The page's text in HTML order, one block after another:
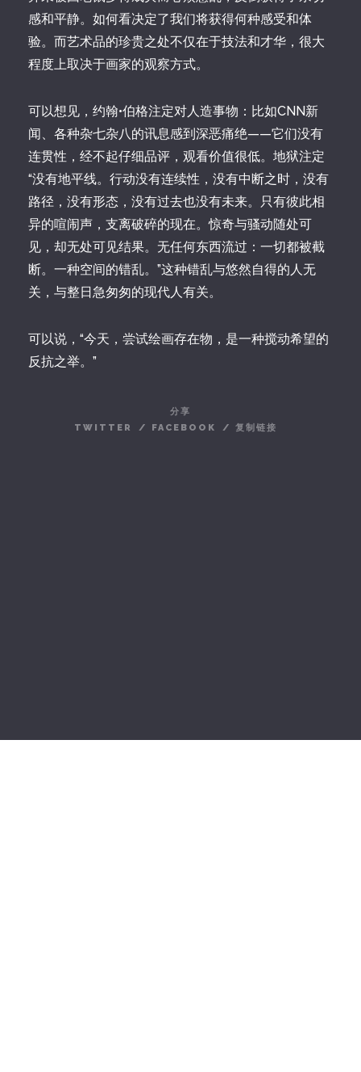
感和平静。如何看决定了我们将获得何种感受和体
验。而艺术品的珍贵之处不仅在于技法和才华，很大
程度上取决于画家的观察方式。
可以想见，约翰•伯格注定对人造事物：比如CNN新
闻、各种杂七杂八的讯息感到深恶痛绝——它们没有
连贯性，经不起仔细品评，观看价值很低。地狱注定
“没有地平线。行动没有连续性，没有中断之时，没有
路径，没有形态，没有过去也没有未来。只有彼此相
异的喧闹声，支离破碎的现在。惊奇与骚动随处可
见，却无处可见结果。无任何东西流过：一切都被截
断。一种空间的错乱。”这种错乱与悠然自得的人无
关，与整日急匆匆的现代人有关。
可以说，“今天，尝试绘画存在物，是一种搅动希望的
反抗之举。”
分享
TWITTER
/ FACEBOOK / 复制链接